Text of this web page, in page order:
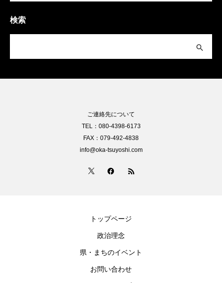
検索
ご連絡先について
TEL：080-4398-6173
FAX：079-492-4838
info@oka-tsuyoshi.com
トップページ
政治理念
県・まちのイベント
お問い合わせ